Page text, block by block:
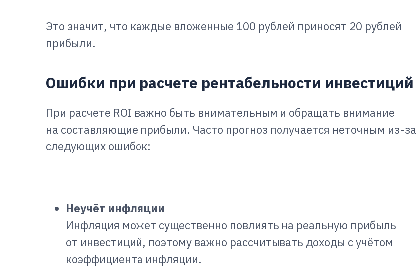
Это значит, что каждые вложенные 100 рублей приносят 20 рублей
прибыли.
Ошибки при расчете рентабельности инвестиций
При расчете ROI важно быть внимательным и обращать внимание
на составляющие прибыли. Часто прогноз получается неточным из-за
следующих ошибок:
Неучёт инфляции
Инфляция может существенно повлиять на реальную прибыль
от инвестиций, поэтому важно рассчитывать доходы с учётом
коэффициента инфляции.